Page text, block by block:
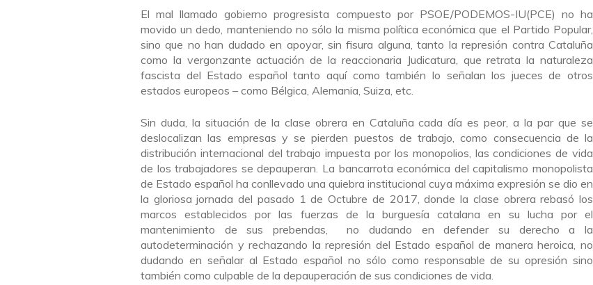
El mal llamado gobierno progresista compuesto por PSOE/PODEMOS-IU(PCE) no ha
movido un dedo, manteniendo no sólo la misma política económica que el Partido Popular,
sino que no han dudado en apoyar, sin fisura alguna, tanto la represión contra Cataluña
como la vergonzante actuación de la reaccionaria Judicatura, que retrata la naturaleza
fascista del Estado español tanto aquí como también lo señalan los jueces de otros
estados europeos – como Bélgica, Alemania, Suiza, etc.
Sin duda, la situación de la clase obrera en Cataluña cada día es peor, a la par que se
deslocalizan las empresas y se pierden puestos de trabajo, como consecuencia de la
distribución internacional del trabajo impuesta por los monopolios, las condiciones de vida
de los trabajadores se depauperan. La bancarrota económica del capitalismo monopolista
de Estado español ha conllevado una quiebra institucional cuya máxima expresión se dio en
la gloriosa jornada del pasado 1 de Octubre de 2017, donde la clase obrera rebasó los
marcos establecidos por las fuerzas de la burguesía catalana en su lucha por el
mantenimiento de sus prebendas, no dudando en defender su derecho a la
autodeterminación y rechazando la represión del Estado español de manera heroica, no
dudando en señalar al Estado español no sólo como responsable de su opresión sino
también como culpable de la depauperación de sus condiciones de vida.